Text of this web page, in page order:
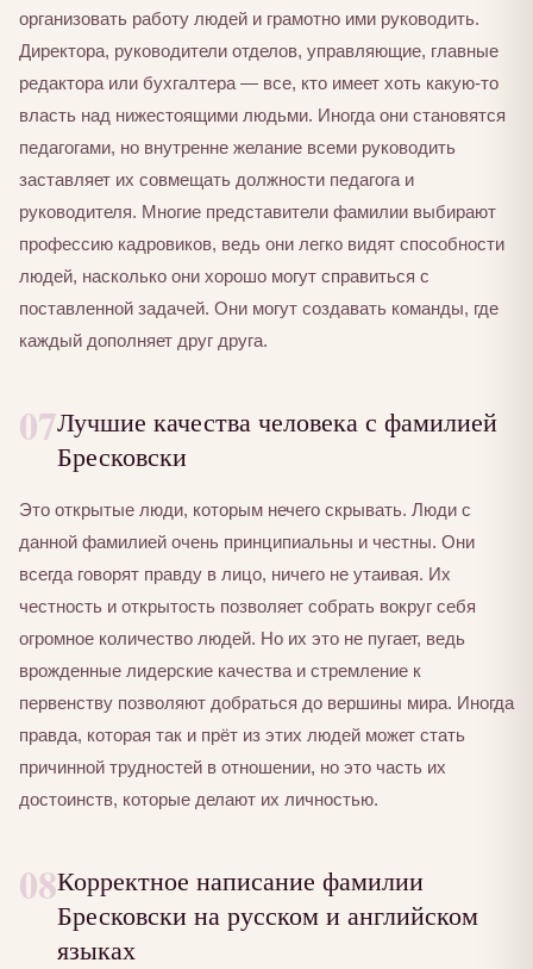
организовать работу людей и грамотно ими руководить.
Директора, руководители отделов, управляющие, главные
редактора или бухгалтера — все, кто имеет хоть какую-то
власть над нижестоящими людьми. Иногда они становятся
педагогами, но внутренне желание всеми руководить
заставляет их совмещать должности педагога и
руководителя. Многие представители фамилии выбирают
профессию кадровиков, ведь они легко видят способности
людей, насколько они хорошо могут справиться с
поставленной задачей. Они могут создавать команды, где
каждый дополняет друг друга.
07Лучшие качества человека с фамилией
Бресковски
Это открытые люди, которым нечего скрывать. Люди с
данной фамилией очень принципиальны и честны. Они
всегда говорят правду в лицо, ничего не утаивая. Их
честность и открытость позволяет собрать вокруг себя
огромное количество людей. Но их это не пугает, ведь
врожденные лидерские качества и стремление к
первенству позволяют добраться до вершины мира. Иногда
правда, которая так и прёт из этих людей может стать
причинной трудностей в отношении, но это часть их
достоинств, которые делают их личностью.
08Корректное написание фамилии
Бресковски на русском и английском
языках